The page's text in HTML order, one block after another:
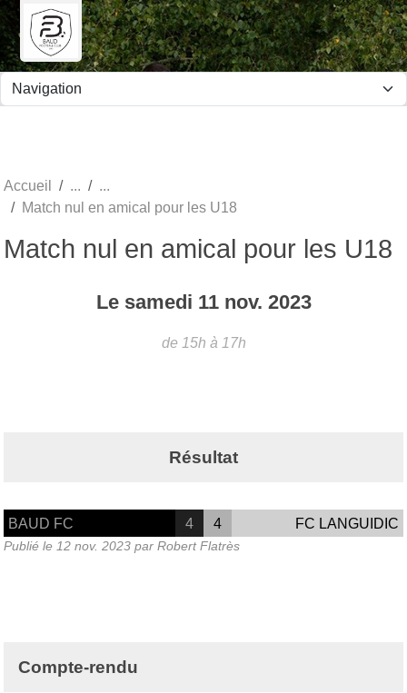
Accueil
Match nul en amical pour les U18
Match nul en amical pour les U18
Le samedi 11 nov. 2023
de 15h à 17h
Résultat
BAUD FC 4 4 FC LANGUIDIC
Publié le 12 nov. 2023 par Robert Flatrès
Compte-rendu
Panneau de gestion des cookies